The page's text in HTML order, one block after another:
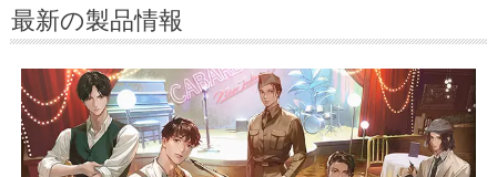
最新の製品情報